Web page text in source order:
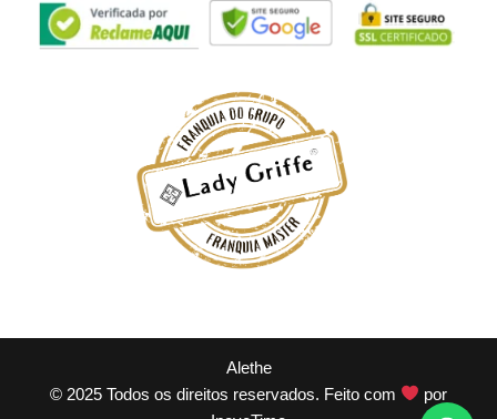
Alethe
© 2025 Todos os direitos reservados. Feito com
por